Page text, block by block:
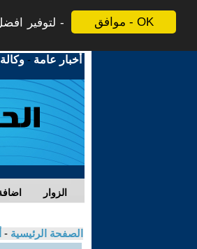
موافق - OK
لتوفير
أخبار عامة -
الزوار
الصفحة الرئيسية -